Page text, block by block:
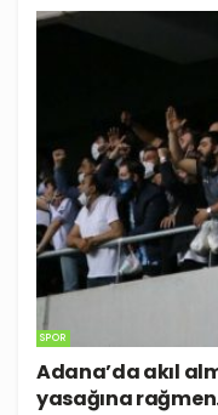
SPOR
Adana’da akıl
yasağına